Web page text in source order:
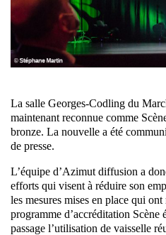
La salle Georges-Codling du
maintenant reconnue comme
bronze. La nouvelle a été
de presse.
L’équipe d’Azimut diffusion a
efforts qui visent à réduire son
les mesures mises en place qui
programme d’accréditation Scène
passage l’utilisation de vaisselle